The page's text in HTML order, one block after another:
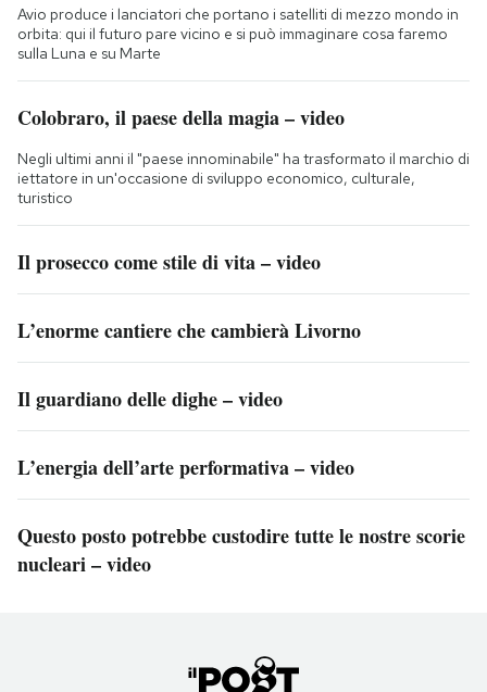
Avio produce i lanciatori che portano i satelliti di mezzo mondo in
orbita: qui il futuro pare vicino e si può immaginare cosa faremo
sulla Luna e su Marte
Colobraro, il paese della magia – video
Negli ultimi anni il "paese innominabile" ha trasformato il marchio di
iettatore in un'occasione di sviluppo economico, culturale,
turistico
Il prosecco come stile di vita – video
L’enorme cantiere che cambierà Livorno
Il guardiano delle dighe – video
L’energia dell’arte performativa – video
Questo posto potrebbe custodire tutte le nostre scorie
nucleari – video